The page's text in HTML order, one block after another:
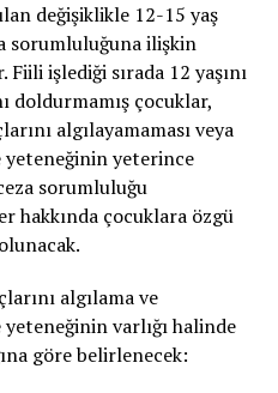
değişiklikle 12-15 yaş
sorumluluğuna ilişkin
işlediği sırada 12 yaşını
doldurmamış çocuklar,
algılayamaması veya
yeteneğinin yeterince
sorumluluğu
hakkında çocuklara özgü
algılama ve
varlığı halinde
göre belirlenecek: